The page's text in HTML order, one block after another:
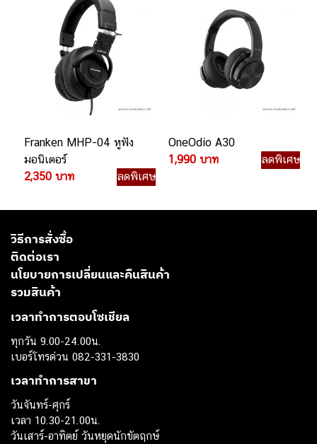
Franken MHP-04 หูฟัง
มอนิเตอร์
2,350 บาท
ลดพิเศษ
OneOdio A30
1,990 บาท
ลดพิเศษ
วิธีการสั่งซื้อ
ติดต่อเรา
นโยบายการเปลี่ยนและคืนสินค้า
รวมสินค้า
เวลาทำการตอบโซเชียล
ทุกวัน 9.00-24.00น.
เบอร์โทรด่วน 082-331-3830
เวลาทำการสาขา
วันจันทร์-ศุกร์
เวลา 10.30-21.00น.
วันเสาร์-อาทิตย์ วันหยุดนักขัตฤกษ์